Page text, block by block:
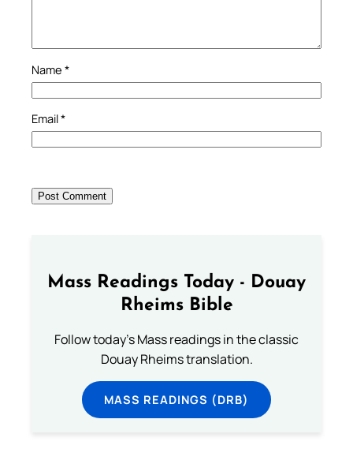
Name *
Email*
Mass Readings Today - Douay
Rheims Bible
Follow today's Mass readings in the classic
Douay Rheims translation.
MASS READINGS (DRB)